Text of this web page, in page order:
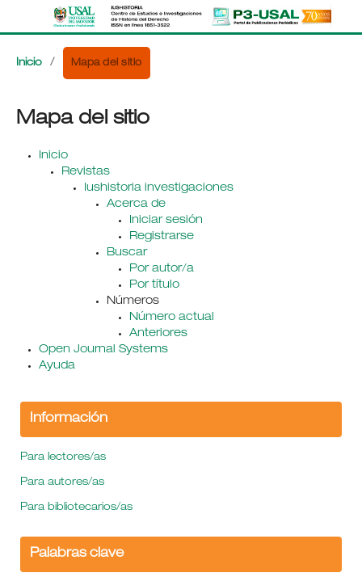
Inicio / Mapa del sitio
Mapa del sitio
Inicio
Revistas
Iushistoria investigaciones
Acerca de
Iniciar sesión
Registrarse
Buscar
Por autor/a
Por título
Números
Número actual
Anteriores
Open Journal Systems
Ayuda
Información
Para lectores/as
Para autores/as
Para bibliotecarios/as
Palabras clave